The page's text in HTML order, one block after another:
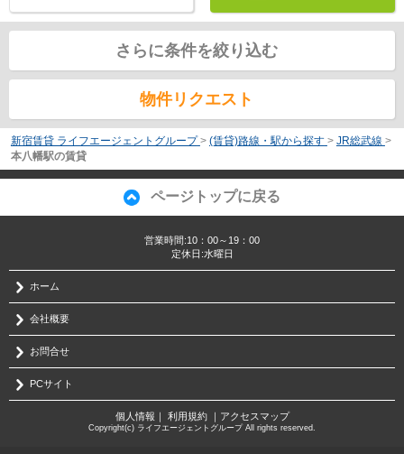
さらに条件を絞り込む
物件リクエスト
新宿賃貸 ライフエージェントグループ > (賃貸)路線・駅から探す > JR総武線 >
本八幡駅の賃貸
ページトップに戻る
営業時間:10：00～19：00
定休日:水曜日
ホーム
会社概要
お問合せ
PCサイト
個人情報 ｜ 利用規約｜ アクセスマップ
Copyright(c) ライフエージェントグループ All rights reserved.